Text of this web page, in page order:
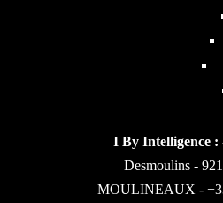
I By Intelligence :
Desmoulins -
MOULINEAUX -